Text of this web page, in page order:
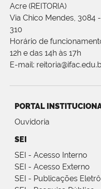
Acre (REITORIA)
Via Chico Mendes, 3084
310
Horário de
12h e das 14h às 17h
E-mail:
PORTAL
Ouvidoria
SEI
SEI - Acesso Interno
SEI - Acesso Externo
SEI - Publicações